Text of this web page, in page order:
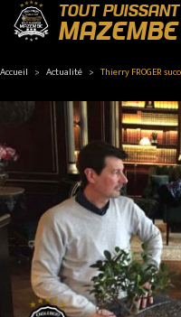
TOUT PUISSANT
MAZEMBE
Accueil Actualité Thierry FROGER